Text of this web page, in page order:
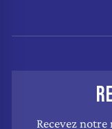
Recevez